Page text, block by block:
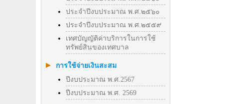
ประจำปีงบประมาณ พ.ศ.๒๕๖๐
ประจำปีงบประมาณ พ.ศ.๒๕๕๙
เทศบัญญัติค่าบริการในการใช้
ทรัพย์สินของเทศบาล
การใช้จ่ายเงินสะสม
ปีงบประมาณ พ.ศ.2567
ปีงบประมาณ พ.ศ. 2569